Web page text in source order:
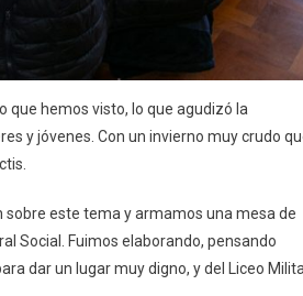
que hemos visto, lo que agudizó la
y jóvenes. Con un invierno muy crudo
sobre este tema y armamos una mesa de
Social. Fuimos elaborando, pensando
dar un lugar muy digno, y del Liceo